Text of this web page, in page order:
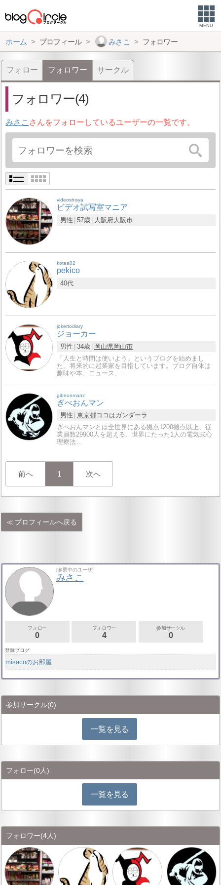
MENU
ホーム プロフィール みさこ フォロワー
フォロー フォロワー サークル
フォロワー(4)
みさこ さんをフォローしているユーザーの一覧です。
videoshisya
ビデオ試写室マニア
男性 57歳 大阪府大阪市
kotea02
pekico
40代
jokertodiary
ジョーカー
男性 34歳 岡山県 岡山市
「人生と時間は使いよう」というブログを始めまし
た。将来的に起業家を目指しています。ブログ自体は
趣味や本、ニュース、…
gibeonmanz
ぎべおんマン
男性 東京都ココはガンダーラ
ぎべおんマンとは全世界にある拠点1200拠点以上、従
業員数29900人を超える、世界にたった1人の電気式心
理療法…
前へ 1 次へ
プロフィールへ戻る
[参照中のユーザ]
みさこ
フォロー
0
フォロワー
4
参加サークル
0
登録ブログ
misacoのお部屋
参加サークル(0)
一覧を見る
フォロー(0人)
一覧を見る
フォロワー(4人)